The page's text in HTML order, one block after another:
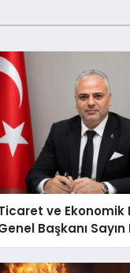
ve Ekonomik
Başkanı
ekonomiye
şunları